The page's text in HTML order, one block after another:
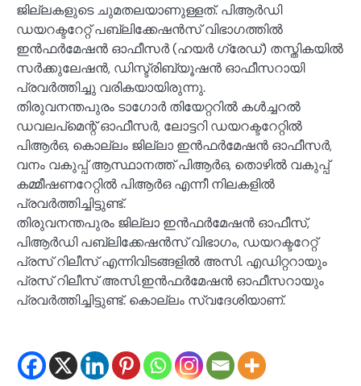
ജില്ലകളുടെ ചുമതലയാണുള്ളത്. പിആർഡി
ഡയറക്ടറേറ്റ് പബ്ലിക്കേഷൻസ് വിഭാഗത്തിൽ
ഇൻഫർമേഷൻ ഓഫീസർ (ഹയർ ഗ്രേഡ്) തസ്തികയിൽ
സർക്കുലേഷൻ, ഡിസ്ട്രിബ്യൂഷൻ ഓഫീസറായി
പ്രവർത്തിച്ചു വരികയായിരുന്നു.
തിരുവനന്തപുരം ടാഗോർ തിയേറ്ററിൽ കൾച്ചറൽ
ഡവലപ്മെന്റ് ഓഫീസർ, ലോട്ടറി ഡയറക്ടറേറ്റിൽ
പിആർഒ, കൊല്ലം ജില്ലാ ഇൻഫർമേഷൻ ഓഫീസർ,
വനം വകുപ്പ് ആസ്ഥാനത്ത് പിആർഒ, തൊഴിൽ വകുപ്പ്
കമ്മീഷണറേറ്റിൽ പിആർഒ എന്നീ നിലകളിൽ
പ്രവർത്തിച്ചിട്ടുണ്ട്.
തിരുവനന്തപുരം ജില്ലാ ഇൻഫർമേഷൻ ഓഫീസ്,
പിആർഡി പബ്ലിക്കേഷൻസ് വിഭാഗം, ഡയറക്ടറേറ്റ്
പ്രസ് റിലീസ് എന്നിവിടങ്ങളിൽ അസി. എഡിറ്ററായും
പ്രസ് റിലീസ് അസി.ഇൻഫർമേഷൻ ഓഫീസറായും
പ്രവർത്തിച്ചിട്ടുണ്ട്. കൊല്ലം സ്വദേശിയാണ്.